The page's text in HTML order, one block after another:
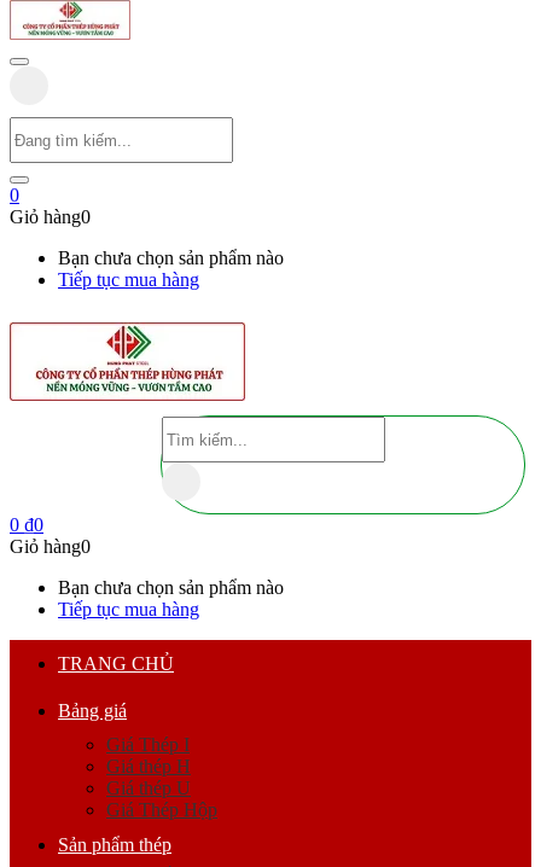
0
Giỏ hàng0
Bạn chưa chọn sản phẩm nào
Tiếp tục mua hàng
0 ₫0
Giỏ hàng0
Bạn chưa chọn sản phẩm nào
Tiếp tục mua hàng
TRANG CHỦ
Bảng giá
Giá Thép I
Giá thép H
Giá thép U
Giá Thép Hộp
Sản phẩm thép